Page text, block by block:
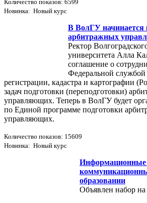
Количество показов: 6599
Новинка: Новый курс
В ВолГУ начинается
арбитражных
Ректор
университета Алла
соглашение о
Федеральной службой
регистрации, кадастра и картографии
задач подготовки (переподготовки)
управляющих. Теперь в ВолГУ будет
по Единой программе подготовки
управляющих.
Количество показов: 15609
Новинка: Новый курс
Информационные
образовании
Объявлен набор